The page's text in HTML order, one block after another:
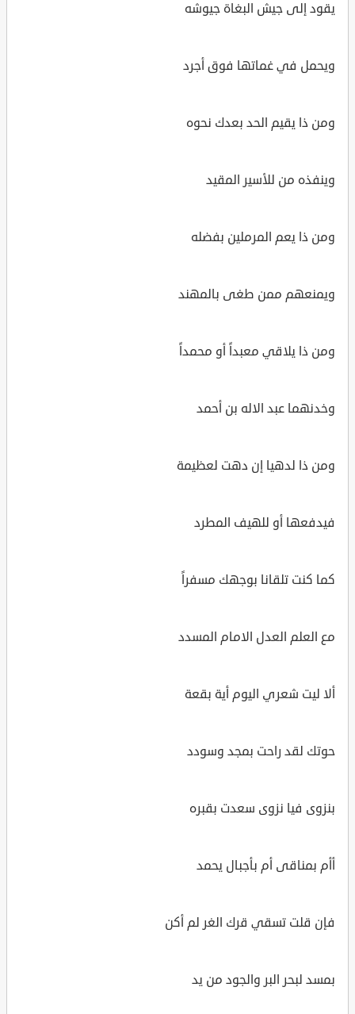
يقود إلى جيش البغاة جيوشه
ويحمل في غماتها فوق أجرد
ومن ذا يقيم الحد بعدك نحوه
وينفذه من للأسير المقيد
ومن ذا يعم المرملين بفضله
ويمنعهم ممن طغى بالمهند
ومن ذا يلاقي معبداً أو محمداً
وخدنهما عبد الاله بن أحمد
ومن ذا لدهيا إن دهت لعظيمة
فيدفعها أو للهيف المطرد
كما كنت تلقانا بوجهك مسفراً
مع العلم العدل الامام المسدد
ألا ليت شعري اليوم أية بقعة
حوتك لقد راحت بمجد وسودد
بنزوى فيا نزوى سعدت بقبره
أأم بمناقى أم بأجبال يحمد
فإن قلت تسقي قرك الغر لم أكن
بمسد لبحر البر والجود من يد